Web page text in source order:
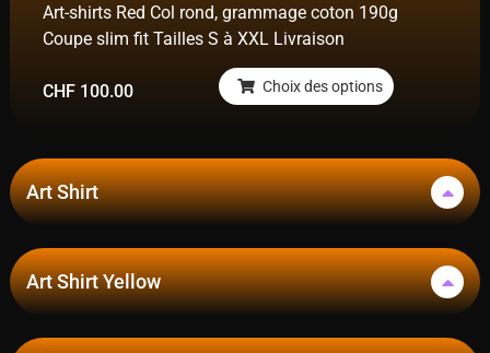
Art-shirts Red Col rond, grammage coton 190g
Coupe slim fit Tailles S à XXL Livraison
CHF 100.00 Choix des options
Art Shirt
Art Shirt Yellow